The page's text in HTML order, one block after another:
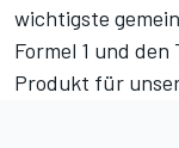
wichtigste
Formel 1 und
Produkt für